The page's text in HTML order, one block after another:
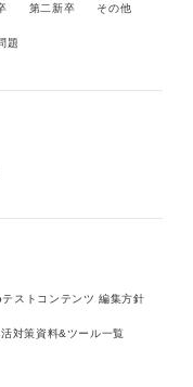
第二新卒 その他
題
ストコンテンツ 編集方針
対策資料&ツール一覧